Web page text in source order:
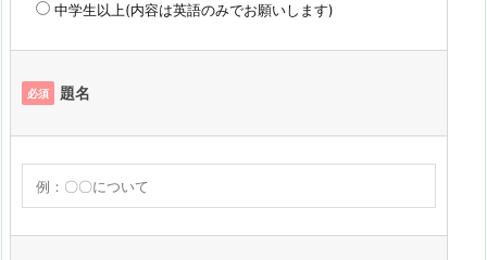
中学生以上(内容は英語のみでお願いします)
必須 題名